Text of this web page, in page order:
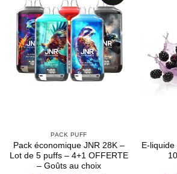
PACK PUFF
Pack économique JNR 28K –
Lot de 5 puffs – 4+1 OFFERTE
– Goûts au choix
E-